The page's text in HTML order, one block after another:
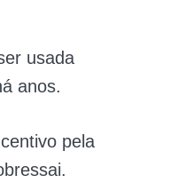
usada
anos.
pela